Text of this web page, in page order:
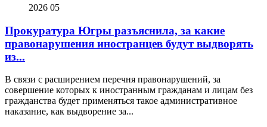
2026 05
Прокуратура Югры разъяснила, за какие
правонарушения иностранцев будут выдворять
из...
В связи с расширением перечня правонарушений, за
совершение которых к иностранным гражданам и лицам без
гражданства будет применяться такое административное
наказание, как выдворение за...